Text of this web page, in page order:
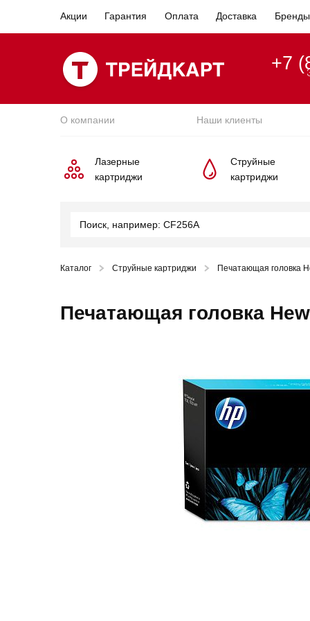
Акции Гарантия Оплата Доставка Бренды
+7
О компании Наши клиенты
Лазерные
картриджи
Струйные
картриджи
Каталог Струйные картриджи Печатающая головка
Печатающая головка